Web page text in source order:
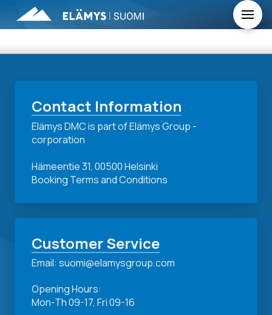
Contact Information
Elämys DMC is part of Elämys Group -
corporation
Hämeentie 31, 00500 Helsinki
Booking Terms and Conditions
Customer Service
Email: suomi@elamysgroup.com
Opening Hours:
Mon-Th 09-17, Fri 09-16